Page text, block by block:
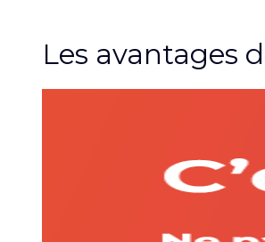
Les avantages